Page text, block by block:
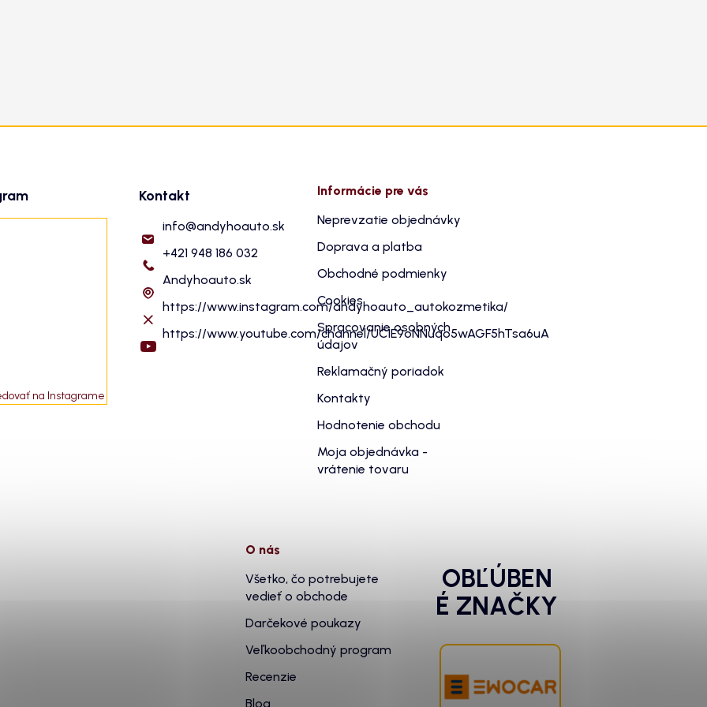
na Instagrame
Kontakt
info@andyhoauto.sk
+421 948 186 032
Andyhoauto.sk
https://www.instagram.com/andyhoauto_autokozmetika/
https://www.youtube.com/channel/UC1E9oNNuqo5wAGF5hTsa6uA
Informácie pre vás
Neprevzatie objednávky
Doprava a platba
Obchodné podmienky
Cookies
Spracovanie osobných
údajov
Reklamačný poriadok
Kontakty
Hodnotenie obchodu
Moja objednávka -
vrátenie tovaru
O nás
Všetko, čo potrebujete
vedieť o obchode
Darčekové poukazy
Veľkoobchodný program
Recenzie
Blog
OBĽÚBEN
É ZNAČKY